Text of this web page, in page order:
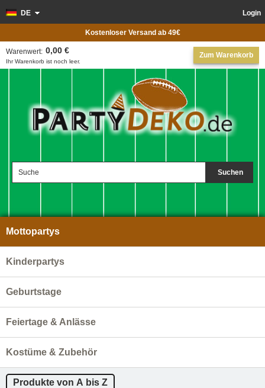
Suchen
Login
DE
Zum Warenkorb
Ihr Warenkorb ist noch leer.
Warenwert: 0,00 €
Kostenloser Versand ab 49€
Mottopartys
Kinderpartys
Geburtstage
Feiertage & Anlässe
Kostüme & Zubehör
Produkte von A bis Z